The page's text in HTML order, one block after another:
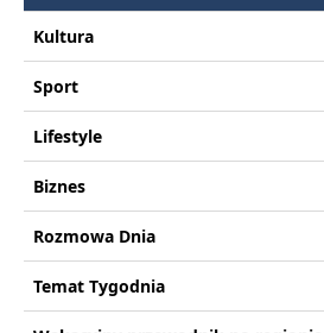
Kultura
Sport
Lifestyle
Biznes
Rozmowa Dnia
Temat Tygodnia